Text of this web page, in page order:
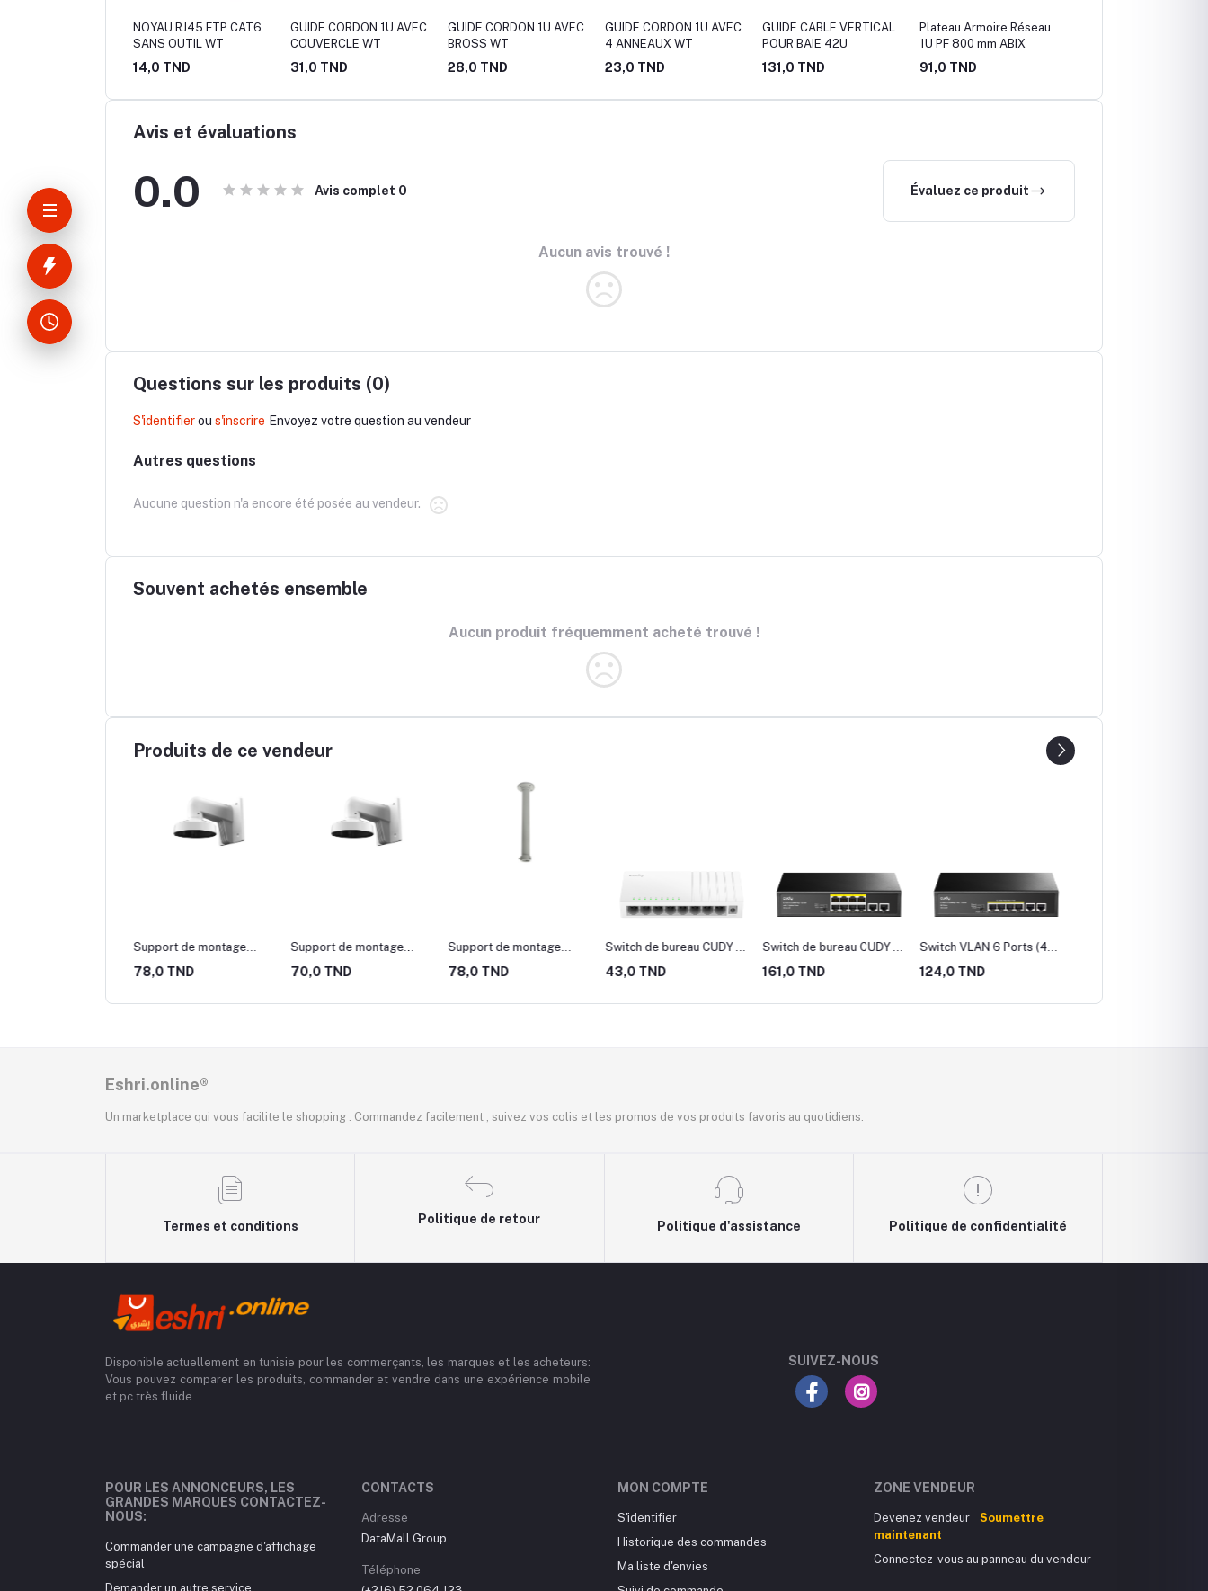
NOYAU RJ45 FTP CAT6
SANS OUTIL WT
14,0 TND
GUIDE CORDON 1U AVEC
COUVERCLE WT
31,0 TND
GUIDE CORDON 1U AVEC
BROSS WT
28,0 TND
GUIDE CORDON 1U AVEC
4 ANNEAUX WT
23,0 TND
GUIDE CABLE VERTICAL
POUR BAIE 42U
131,0 TND
Plateau Armoire Réseau
1U PF 800 mm ABIX
91,0 TND
Avis et évaluations
0.0 Avis complet 0 Évaluez ce produit
Aucun avis trouvé !
Questions sur les produits (0)
S'identifierou s'inscrire Envoyez votre question au vendeur
Autres questions
Aucune question n'a encore été posée au vendeur.
Souvent achetés ensemble
Aucun produit fréquemment acheté trouvé !
Produits de ce vendeur
Support de montage
mural pour caméra dôme
HIKVISION DS-1272ZJ-110
78,0 TND
Support de montage
mural pour caméra dôme
HIKVISION DS-1272ZJ-110
70,0 TND
Support de montage
mural pour caméra speed
dome (50cm) HIKVISION
78,0 TND
Switch de bureau CUDY 8
PORTS RJ45 10/100 Mbps
- (FS108D)
43,0 TND
Switch de bureau CUDY 10
PORTS RJ45 10/100 Mbps
- (FS1010P)
161,0 TND
Switch VLAN 6 Ports (4
ports 10/100 Mbps PoE +
2 Ports 10/100 Mbps
124,0 TND
Eshri.online®
Un marketplace qui vous facilite le shopping : Commandez facilement , suivez vos colis et les promos de vos produits favoris au quotidiens.
Termes et conditions
Politique de retour
Politique d'assistance Politique de confidentialité
Disponible actuellement en tunisie pour les commerçants, les marques et les acheteurs:
Vous pouvez comparer les produits, commander et vendre dans une expérience mobile
et pc très fluide.
SUIVEZ-NOUS
POUR LES ANNONCEURS, LES
GRANDES MARQUES CONTACTEZ-
NOUS:
Commander une campagne d'affichage
spécial
Demander un autre service
CONTACTS
Adresse
DataMall Group
Téléphone
MON COMPTE
S'identifier
Historique des commandes
Ma liste d'envies
ZONE VENDEUR
Devenez vendeur
Soumettre
maintenant
Connectez-vous au panneau du vendeur